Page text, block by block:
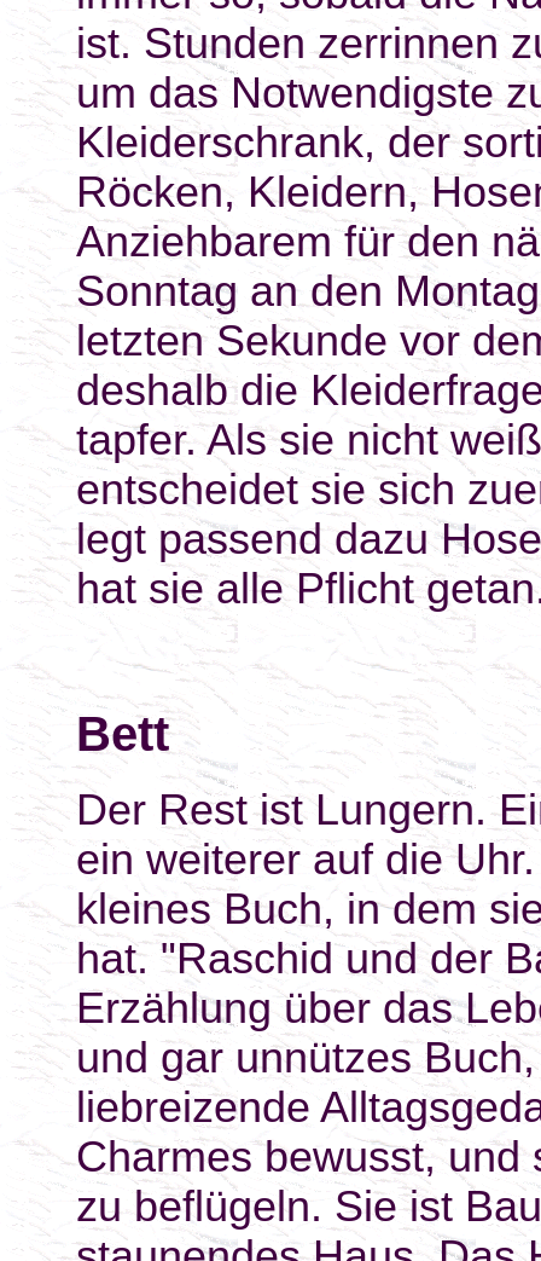
ist. Stunden zerrinnen
um das Notwendigste
Kleiderschrank, der
Röcken, Kleidern,
Anziehbarem für den
Sonntag an den
letzten Sekunde vor
deshalb die
tapfer. Als sie nicht
entscheidet sie sich
legt passend dazu
hat sie alle Pflicht
Bett
Der Rest ist Lungern.
ein weiterer auf die
kleines Buch, in dem
hat. "Raschid und der
Erzählung über das
und gar unnützes
liebreizende
Charmes bewusst, und
zu beflügeln. Sie ist